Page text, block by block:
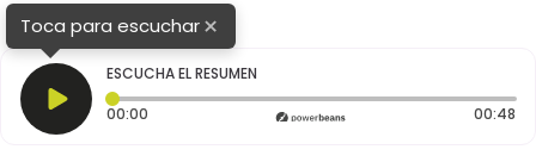
Toca para escuchar×
ESCUCHA EL RESUMEN
00:00 Tiempo transcurrido: 0 segundos 00:48